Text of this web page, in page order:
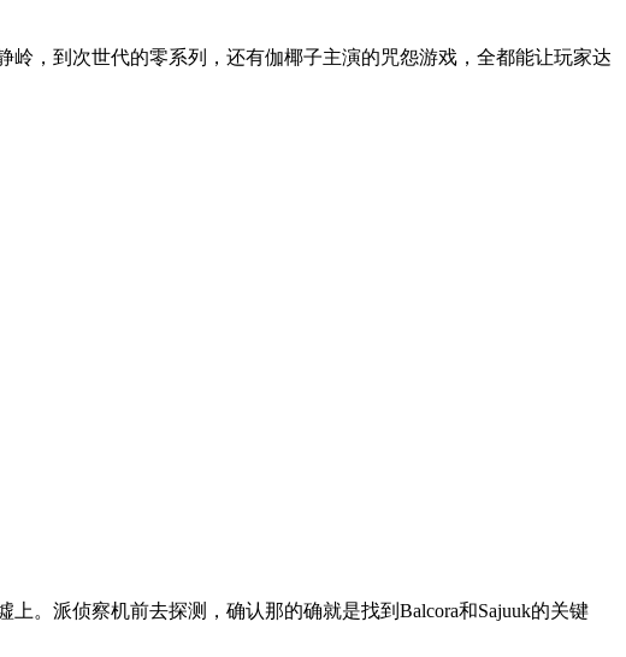
，到次世代的零系列，还有伽椰子主演的咒怨游戏，全都能让玩家达
。派侦察机前去探测，确认那的确就是找到Balcora和Sajuuk的关键